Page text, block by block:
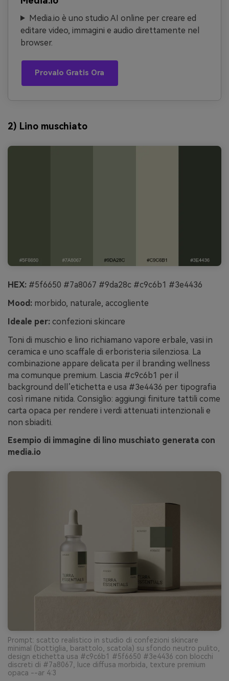
Media.io è uno studio AI online per creare ed
editare video, immagini e audio direttamente nel
browser.
Provalo Gratis Ora
2) Lino muschiato
HEX: #5f6650 #7a8067 #9da28c #c9c6b1 #3e4436
Mood: morbido, naturale, accogliente
Ideale per: confezioni skincare
Toni di muschio e lino richiamano vapore erbale, vasi in
ceramica e uno scaffale di erboristeria silenziosa. La
combinazione appare delicata per il branding wellness
ma comunque premium. Lascia #c9c6b1 per il
background dell’etichetta e usa #3e4436 per tipografia
così rimane nitida. Consiglio: aggiungi finiture tattili come
carta opaca per rendere i verdi attenuati intenzionali e
non sbiaditi.
Esempio di immagine di lino muschiato generata con
media.io
Prompt: scatto realistico in studio di confezioni skincare
minimal (bottiglia, barattolo, scatola) su sfondo neutro pulito,
design etichetta usa #c9c6b1 #5f6650 #3e4436 con blocchi
discreti di #7a8067, luce diffusa morbida, texture premium
opaca --ar 4:3